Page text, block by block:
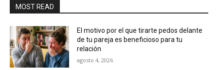
MOST READ
El motivo por el que tirarte pedos delante
de tu pareja es beneficioso para tu
relación
agosto 4, 2026